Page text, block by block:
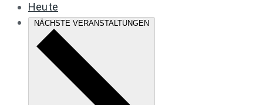
Heute
NÄCHSTE VERANSTALTUNGEN